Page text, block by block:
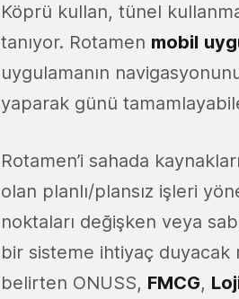
Köprü kullan, tünel
tanıyor. Rotamen mobil
uygulamanın
yaparak günü
Rotamen’i sahada
olan planlı/plansız işleri
noktaları değişken veya
bir sisteme ihtiyaç
belirten ONUSS, FMCG,